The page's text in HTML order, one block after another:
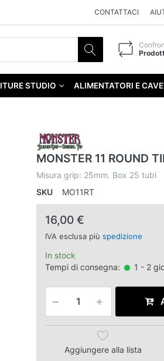
CONTATTACI
STUDIO ALIMENTATORI E
MONSTER 11 ROUND
Misura grip: 25mm. Box 25 tubi
SKU
MO11RT
16,00 €
IVA esclusa più spedizione
In stock
Tempi di consegna:
1 - 2
Aggiungere alla lista